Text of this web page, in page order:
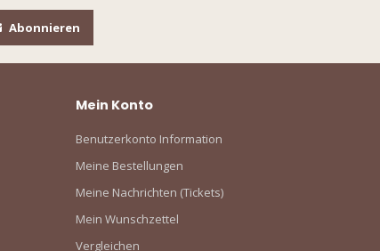
Abonnieren
Mein Konto
Benutzerkonto Information
Meine Bestellungen
Meine Nachrichten (Tickets)
Mein Wunschzettel
Vergleichen